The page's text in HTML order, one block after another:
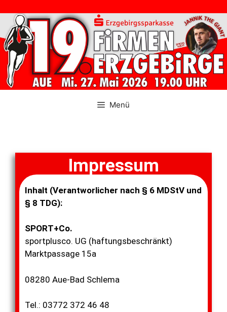
Menü
Impressum
Inhalt (Verantworlicher nach § 6 MDStV und
§ 8 TDG):
SPORT+Co.
sportplusco. UG (haftungsbeschränkt)
Marktpassage 15a
08280 Aue-Bad Schlema
Tel.: 03772 372 46 48